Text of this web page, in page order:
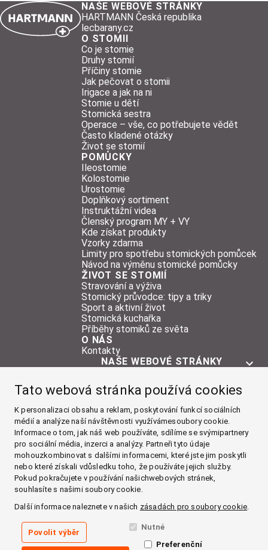
Tato webová stránka používá cookies
K personalizaci obsahu a reklam, poskytování funkcí sociálních
médií a analýze naší návštěvnosti využívámesoubory cookie.
Informace o tom, jak náš web používáte, sdílíme se svýmipartnery
pro sociální média, inzerci a analýzy. Partneři tyto údaje
mohouzkombinovat s dalšími informacemi, které jste jim poskytli
nebo které získali vdůsledku toho, že používáte jejich služby.
Pokud pokračujete v používání našichwebových stránek,
souhlasíte s našimi soubory cookie.
Další informace naleznete v našich zásadách pro soubory cookie.
Povolit výběr
Nutné
Preferenční
NAŠE WEBOVÉ STRÁNKY
HARTMANN Česká republika
lecbarany.cz
O STOMII
Co je stomie
Druhy stomií
Příčiny stomie
Jak pečovat o stomii
Irigace a jak na ni
Stomie u dětí
Stomická sestra
Operace – vše, co potřebujete vědět
Často kladené otázky
Život se stomií
POMŮCKY
Ileostomie
Kolostomie
Urostomie
Doplňkový sortiment
Instruktážní videa
Členský program MY + VY
Kde získat produkty
Vzorky zdarma
Limity pro spotřebu stomických pomůcek
Návod na výměnu stomické pomůcky
ŽIVOT SE STOMIÍ
Stravování a výživa
Stomický průvodce: tipy a triky
Sport a aktivní život
Stomická kuchařka
Příběhy stomiků ze světa
O NÁS
Kontakty
NAŠE WEBOVÉ STRÁNKY
POMŮCKY
ŽIVOT SE STOMIÍ
O NÁS
Facebook
Instagram
LinkedIn
Zásady používání cookies